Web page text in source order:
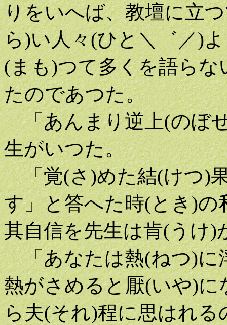
りをいへば、教壇に立
ら)い人々(ひと＼゛／)
(まも)つて多くを語ら
たのであつた。
「あんまり逆上(のぼ
生がいつた。
「覚(さ)めた結(けつ)
す」と答へた時(とき)
其自信を先生は肯(うけ)
「あなたは熱(ねつ)に
熱がさめると厭(いや)
ら夫(それ)程に思はれ